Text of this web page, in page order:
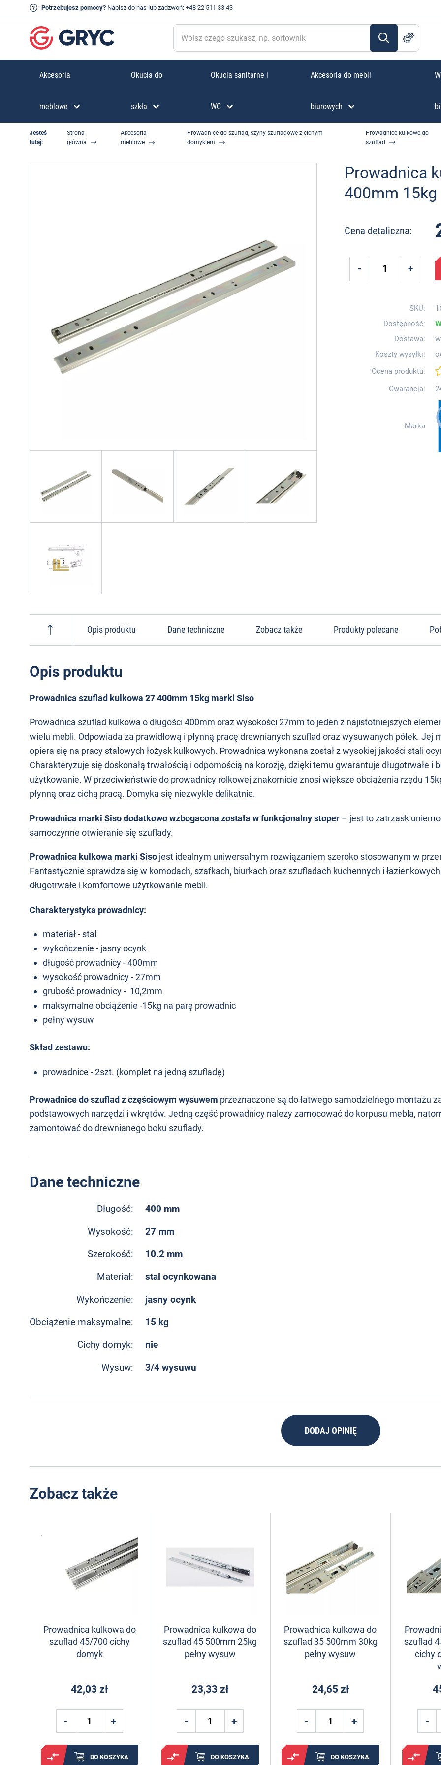
Potrzebujesz pomocy? Napisz do nas lub zadzwoń: +48 22 511 33 43
Akcesoria
meblowe
Okucia do
szkła
Okucia sanitarne i
WC
Akcesoria do mebli
biurowych
Jesteś
tutaj:
Strona
główna
Akcesoria
meblowe
Prowadnice do szuflad, szyny szufladowe z cichym
domykiem
Prowadnice kulkowe do
szuflad
Prowadnica
400mm
Cena detaliczna:
SKU:
Dostępność:
Dostawa:
Koszty wysyłki:
Ocena produktu:
Gwarancja:
Marka
Opis produktu Dane techniczne Zobacz także Produkty polecane
Opis produktu
Prowadnica szuflad kulkowa 27 400mm 15kg marki Siso
Prowadnica szuflad kulkowa o długości 400mm oraz wysokości 27mm to jeden z najistotniejszych
wielu mebli. Odpowiada za prawidłową i płynną pracę drewnianych szuflad oraz wysuwanych półek. Jej
opiera się na pracy stalowych łożysk kulkowych. Prowadnica wykonana został z wysokiej jakości stali
Charakteryzuje się doskonałą trwałością i odpornością na korozję, dzięki temu gwarantuje długotrwałe i
użytkowanie. W przeciwieństwie do prowadnicy rolkowej znakomicie znosi większe obciążenia rzędu
płynną oraz cichą pracą. Domyka się niezwykle delikatnie.
Prowadnica marki Siso dodatkowo wzbogacona została w funkcjonalny stoper – jest to zatrzask
samoczynne otwieranie się szuflady.
Prowadnica kulkowa marki Siso jest idealnym uniwersalnym rozwiązaniem szeroko stosowanym w
Fantastycznie sprawdza się w komodach, szafkach, biurkach oraz szufladach kuchennych i
długotrwałe i komfortowe użytkowanie mebli.
Charakterystyka prowadnicy:
materiał - stal
wykończenie - jasny ocynk
długość prowadnicy - 400mm
wysokość prowadnicy - 27mm
grubość prowadnicy - 10,2mm
maksymalne obciążenie -15kg na parę prowadnic
pełny wysuw
Skład zestawu:
prowadnice - 2szt. (komplet na jedną szufladę)
Prowadnice do szuflad z częściowym wysuwem przeznaczone są do łatwego samodzielnego montażu
podstawowych narzędzi i wkrętów. Jedną część prowadnicy należy zamocować do korpusu mebla,
zamontować do drewnianego boku szuflady.
Dane techniczne
Długość: 400 mm
Wysokość: 27 mm
Szerokość: 10.2 mm
Materiał: stal ocynkowana
Wykończenie: jasny ocynk
Obciążenie maksymalne: 15 kg
Cichy domyk: nie
Wysuw: 3/4 wysuwu
DODAJ OPINIĘ
Zobacz także
Prowadnica kulkowa do
szuflad 45/700 cichy
domyk
42,03 zł
DO KOSZYKA
Prowadnica kulkowa do
szuflad 45 500mm 25kg
pełny wysuw
23,33 zł
DO KOSZYKA
Prowadnica kulkowa do
szuflad 35 500mm 30kg
pełny wysuw
24,65 zł
DO KOSZYKA
szuflad
cichy